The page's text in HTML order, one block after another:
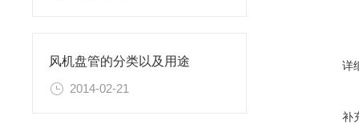
风机盘管的分类以及用途
2014-02-21
详
补